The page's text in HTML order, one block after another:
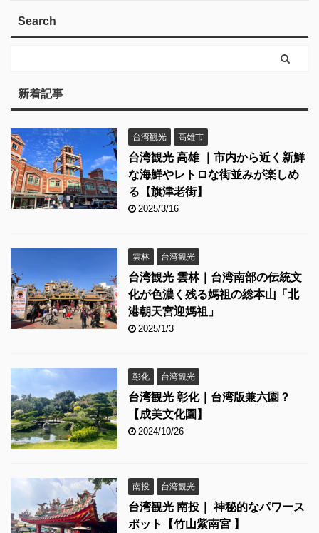
Search
新着記事
台湾観光 高雄市
台湾観光 高雄 ｜市内から近く新鮮
な海鮮やレトロな街並みが楽しめ
る【旗津老街】
2025/3/16
雲林 台湾観光
台湾観光 雲林｜台湾南部の伝統文
化が色濃く残る媽祖の総本山「北
港朝天宮迎媽祖」
2025/1/3
彰化 台湾観光
台湾観光 彰化｜台湾版兼六園？
【成美文化園】
2024/10/26
南投 台湾観光
台湾観光 南投｜ 神秘的なパワース
ポット【竹山紫南宮 】